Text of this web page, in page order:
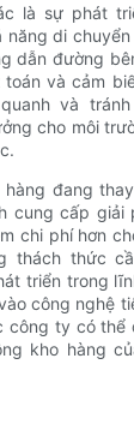
là sự phát
năng di
dẫn đường
và cảm
và
cho môi
hàng đang
cung cấp giải
chi phí hơn
thách thức
triển trong
công nghệ
công ty có
kho hàng